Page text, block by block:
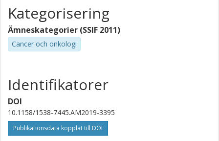
Kategorisering
Ämneskategorier (SSIF 2011)
Cancer och onkologi
Identifikatorer
DOI
10.1158/1538-7445.AM2019-3395
Publikationsdata kopplat till DOI